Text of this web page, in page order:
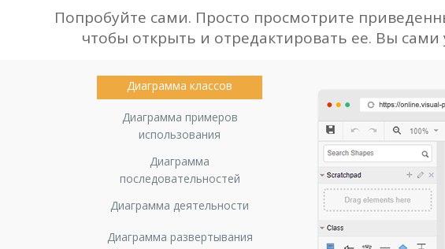
Попробуйте сами. Просто просмотрите
чтобы открыть и отредактировать ее. Вы
Диаграмма классов
Диаграмма примеров
использования
Диаграмма
последовательностей
Диаграмма деятельности
Диаграмма развертывания